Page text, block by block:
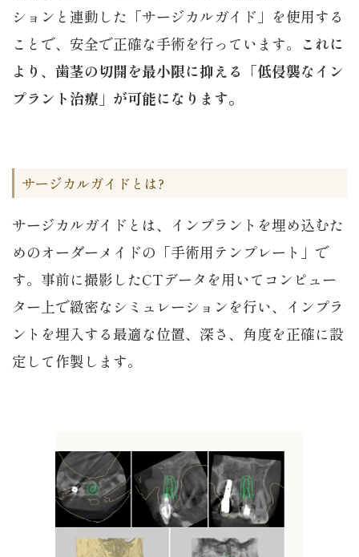
ションと連動した「サージカルガイド」を使用する
ことで、安全で正確な手術を行っています。
これに
より、歯茎の切開を最小限に抑える「低侵襲なイン
プラント治療」が可能になります。
サージカルガイドとは?
サージカルガイドとは、インプラントを埋め込むた
めのオーダーメイドの「手術用テンプレート」で
す。事前に撮影したCTデータを用いてコンピュー
ター上で緻密なシミュレーションを行い、インプラ
ントを埋入する最適な位置、深さ、角度を正確に設
定して作製します。